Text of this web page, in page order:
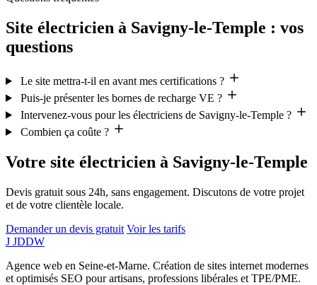
Site électricien à Savigny-le-Temple : vos
questions
Le site mettra-t-il en avant mes certifications ?
Puis-je présenter les bornes de recharge VE ?
Intervenez-vous pour les électriciens de Savigny-le-Temple ?
Combien ça coûte ?
Votre site électricien à Savigny-le-Temple
Devis gratuit sous 24h, sans engagement. Discutons de votre projet
et de votre clientèle locale.
Demander un devis gratuit Voir les tarifs
J JDDW
Agence web en Seine-et-Marne. Création de sites internet modernes
et optimisés SEO pour artisans, professions libérales et TPE/PME.